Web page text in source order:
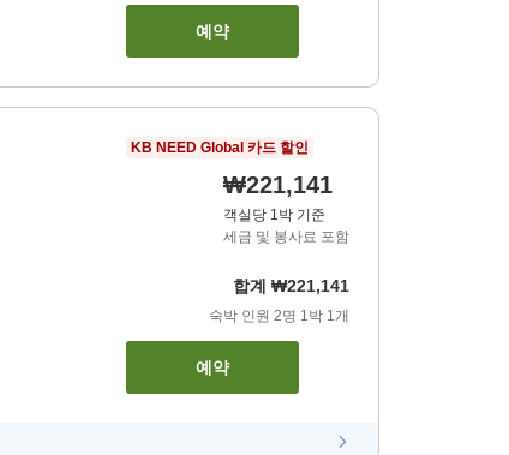
예약
KB NEED Global 카드 할인
₩221,141
객실당 1박 기준
세금 및 봉사료 포함
합계 ₩221,141
숙박 인원 2명 1박 1개
예약